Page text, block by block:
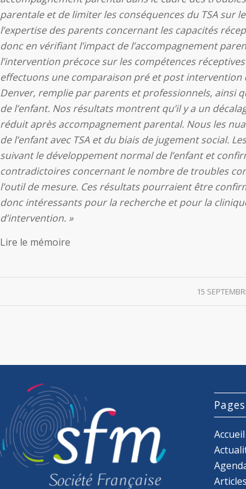
parentale et de limiter les conséquences du TSA sur
l’expertise des parents concernant les capacités
donc en vérifiant l’impact de l’accompagnement
l’intervention précoce sur les compétences
effectuons une comparaison pré et post
Denver, remplie par parents et professionnels,
de l’enfant. Nos résultats montrent qu’il y a un
réduit après accompagnement parental. Nous les
de l’enfant avec TSA et du biais de jugement social.
suivant le développement normal de l’enfant et
contradictoires concernant le nombre de troubles
l’outil de mesure. Ces résultats pourraient être
donc intéressants pour la recherche et pour la
d’intervention. »
Lire le mémoire
15 /
Pages
Accueil
Articles